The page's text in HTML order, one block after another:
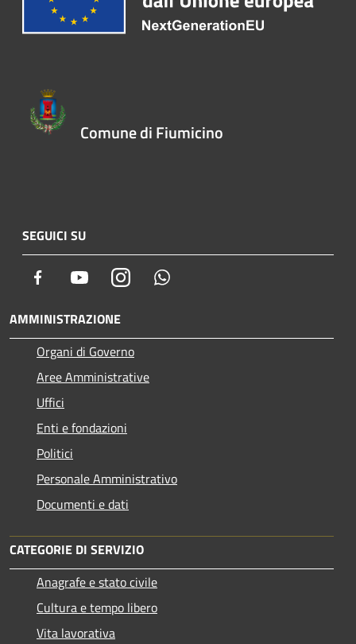
Comune di Fiumicino
SEGUICI SU
Facebook YoutubeInstagram
AMMINISTRAZIONE
Organi di Governo
Aree Amministrative
Uffici
Enti e fondazioni
Politici
Personale Amministrativo
Documenti e dati
CATEGORIE DI SERVIZIO
Anagrafe e stato civile
Cultura e tempo libero
Vita lavorativa